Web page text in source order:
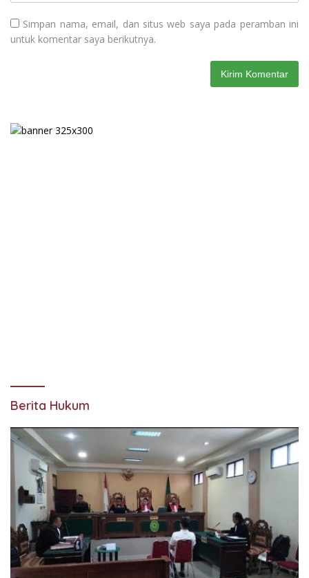
Simpan nama, email, dan situs web saya pada peramban ini
untuk komentar saya berikutnya.
Berita Hukum